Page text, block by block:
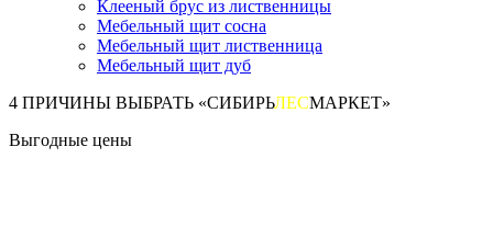
Клееный брус из лиственницы
Мебельный щит сосна
Мебельный щит лиственница
Мебельный щит дуб
4 ПРИЧИНЫ ВЫБРАТЬ «СИБИРЬЛЕСМАРКЕТ»
Выгодные цены